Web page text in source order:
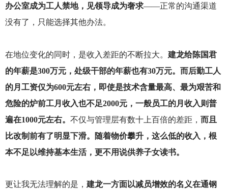
办公室成为工人禁地，见领导成为奢求——正常的沟通渠道
没有了，只能选择其他办法。
在地位变化的同时，是收入差距的不断拉大。 建龙给陈国君
的年薪是300万元，处级干部的年薪也有30万元。而后勤工人
的月工资仅为600元左右，即使是技术含量最高、最为艰苦和
危险的炉前工月收入也不足2000元，一般员工的月收入则普
遍在1000元左右。 不仅与管理层有数十上百倍的差距， 而且
比改制前有了明显下滑。随着物价攀升，这么低的收入，根
本不足以维持基本生活，更不用说供养子女读书。
更让我无法理解的是， 建龙一方面以减员增效的名义在通钢